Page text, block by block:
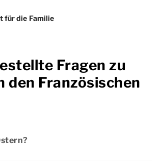
für die Familie
Fragen zu
den Französischen